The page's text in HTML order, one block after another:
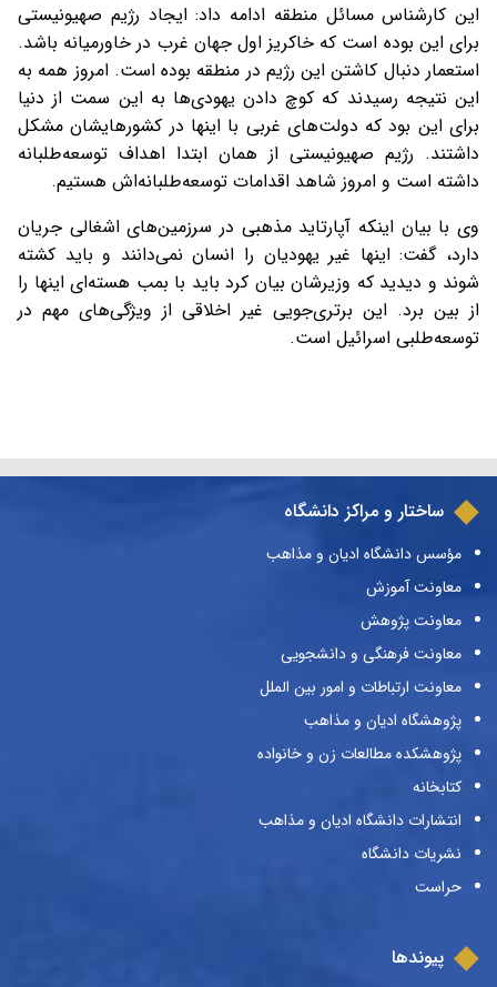
این کارشناس مسائل منطقه ادامه داد: ایجاد رژیم صهیونیستی
برای این بوده است که خاکریز اول جهان غرب در خاورمیانه باشد.
استعمار دنبال کاشتن این رژیم در منطقه بوده است. امروز همه به
این نتیجه رسیدند که کوچ دادن یهودی‌ها به این سمت از دنیا
برای این بود که دولت‌های غربی با اینها در کشورهایشان مشکل
داشتند. رژیم صهیونیستی از همان ابتدا اهداف توسعه‌طلبانه
داشته است و امروز شاهد اقدامات توسعه‌طلبانه‌اش هستیم.
وی‌ با بیان اینکه آپارتاید مذهبی در سرزمین‌های اشغالی جریان
دارد، گفت: اینها غیر یهودیان را انسان نمی‌دانند و باید کشته
شوند و دیدید که وزیرشان بیان کرد باید با بمب هسته‌ای اینها را
از بین برد. این برتری‌جویی غیر اخلاقی از ویژگی‌های مهم در
توسعه‌طلبی اسرائیل است.
ساختار و مراکز دانشگاه
مؤسس دانشگاه ادیان و مذاهب
معاونت آموزش
معاونت پژوهش
معاونت فرهنگی و دانشجویی
معاونت ارتباطات و امور بین الملل
پژوهشگاه ادیان و مذاهب
پژوهشکده مطالعات زن و خانواده
کتابخانه
انتشارات دانشگاه ادیان و مذاهب
نشریات دانشگاه
حراست
پیوندها